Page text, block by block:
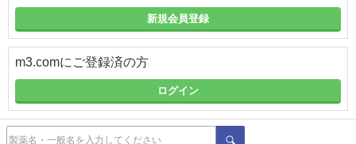
新規会員登録
m3.comにご登録済の方
ログイン